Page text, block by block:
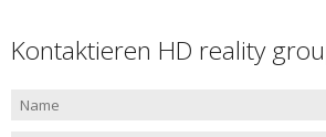
Kontaktieren HD reality